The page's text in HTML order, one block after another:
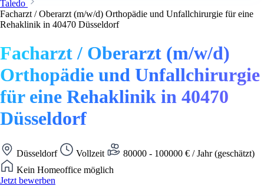
Taledo
Facharzt / Oberarzt (m/w/d) Orthopädie und Unfallchirurgie für eine
Rehaklinik in 40470 Düsseldorf
Facharzt / Oberarzt (m/w/d)
Orthopädie und Unfallchirurgie
für eine Rehaklinik in 40470
Düsseldorf
Düsseldorf Vollzeit
80000 - 100000 € / Jahr (geschätzt)
Kein Homeoffice möglich
Jetzt bewerben